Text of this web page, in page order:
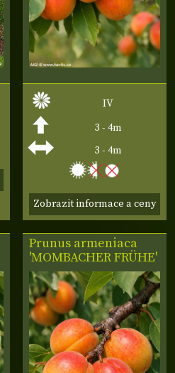
IV
3 - 4m
3 - 4m
Zobrazit informace a ceny
Prunus armeniaca
'MOMBACHER FRÜHE'